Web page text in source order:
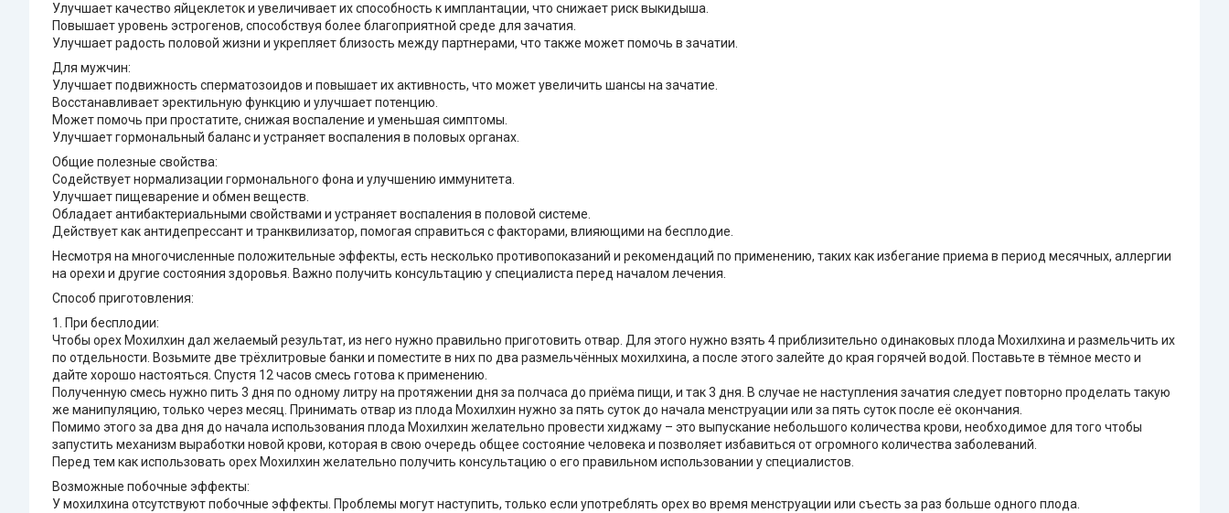
Улучшает качество яйцеклеток и увеличивает их способность к имплантации, что снижает риск выкидыша.
Повышает уровень эстрогенов, способствуя более благоприятной среде для зачатия.
Улучшает радость половой жизни и укрепляет близость между партнерами, что также может помочь в зачатии.
Для мужчин:
Улучшает подвижность сперматозоидов и повышает их активность, что может увеличить шансы на зачатие.
Восстанавливает эректильную функцию и улучшает потенцию.
Может помочь при простатите, снижая воспаление и уменьшая симптомы.
Улучшает гормональный баланс и устраняет воспаления в половых органах.
Общие полезные свойства:
Содействует нормализации гормонального фона и улучшению иммунитета.
Улучшает пищеварение и обмен веществ.
Обладает антибактериальными свойствами и устраняет воспаления в половой системе.
Действует как антидепрессант и транквилизатор, помогая справиться с факторами, влияющими на бесплодие.
Несмотря на многочисленные положительные эффекты, есть несколько противопоказаний и рекомендаций по применению, таких как избегание приема в период месячных, аллергии
на орехи и другие состояния здоровья. Важно получить консультацию у специалиста перед началом лечения.
Способ приготовления:
1. При бесплодии:
Чтобы орех Мохилхин дал желаемый результат, из него нужно правильно приготовить отвар. Для этого нужно взять 4 приблизительно одинаковых плода Мохилхина и размельчить их
по отдельности. Возьмите две трёхлитровые банки и поместите в них по два размельчённых мохилхина, а после этого залейте до края горячей водой. Поставьте в тёмное место и
дайте хорошо настояться. Спустя 12 часов смесь готова к применению.
Полученную смесь нужно пить 3 дня по одному литру на протяжении дня за полчаса до приёма пищи, и так 3 дня. В случае не наступления зачатия следует повторно проделать такую
же манипуляцию, только через месяц. Принимать отвар из плода Мохилхин нужно за пять суток до начала менструации или за пять суток после её окончания.
Помимо этого за два дня до начала использования плода Мохилхин желательно провести хиджаму – это выпускание небольшого количества крови, необходимое для того чтобы
запустить механизм выработки новой крови, которая в свою очередь общее состояние человека и позволяет избавиться от огромного количества заболеваний.
Перед тем как использовать орех Мохилхин желательно получить консультацию о его правильном использовании у специалистов.
Возможные побочные эффекты:
У мохилхина отсутствуют побочные эффекты. Проблемы могут наступить, только если употреблять орех во время менструации или съесть за раз больше одного плода.